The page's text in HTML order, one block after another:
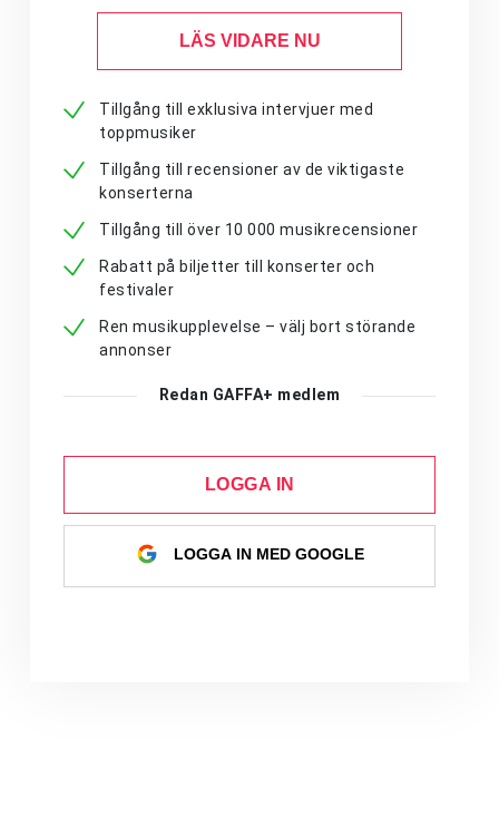
LÄS VIDARE NU
Tillgång till exklusiva intervjuer med
toppmusiker
Tillgång till recensioner av de viktigaste
konserterna
Tillgång till över 10 000 musikrecensioner
Rabatt på biljetter till konserter och
festivaler
Ren musikupplevelse – välj bort störande
annonser
Redan GAFFA+ medlem
LOGGA IN
LOGGA IN MED GOOGLE